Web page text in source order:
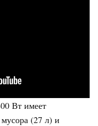
Вт имеет
(27 л) и